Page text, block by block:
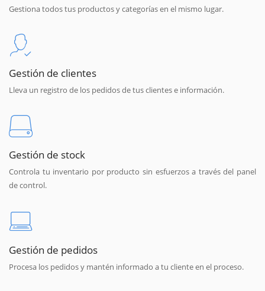
Gestiona todos tus productos y categorías en el mismo lugar.
Gestión de clientes
Lleva un registro de los pedidos de tus clientes e información.
Gestión de stock
Controla tu inventario por producto sin esfuerzos a través del panel
de control.
Gestión de pedidos
Procesa los pedidos y mantén informado a tu cliente en el proceso.